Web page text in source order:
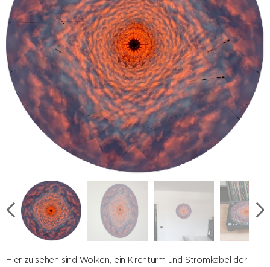
Druck auf Leinwand
Raumeindruck bei einem Durchmesser von 60cm
Druck auf Slipmat
Hier zu sehen sind Wolken, ein Kirchturm und Stromkabel der